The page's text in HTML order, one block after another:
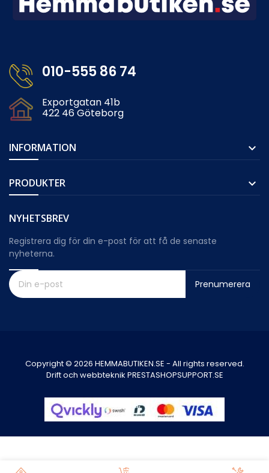
010-555 86 74
Exportgatan 41b
422 46 Göteborg
INFORMATION 
PRODUKTER 
NYHETSBREV
Registrera dig för din e-post för att få de senaste
nyheterna.
Prenumerera
Copyright © 2026 HEMMABUTIKEN.SE - All rights reserved.
Drift och webbteknik PRESTASHOPSUPPORT.SE